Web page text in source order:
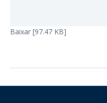
Baixar [97.47 KB]